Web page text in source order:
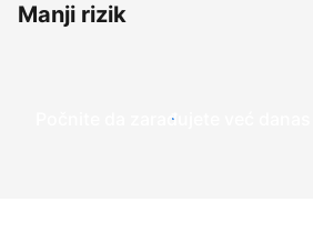
Manji rizik
Počnite da zarađujete već danas